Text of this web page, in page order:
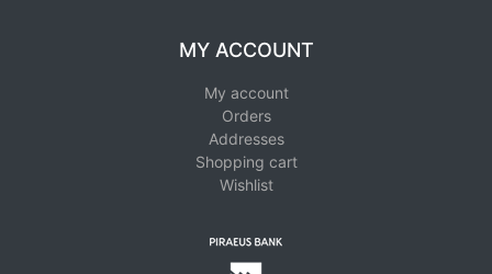
MY ACCOUNT
My account
Orders
Addresses
Shopping cart
Wishlist